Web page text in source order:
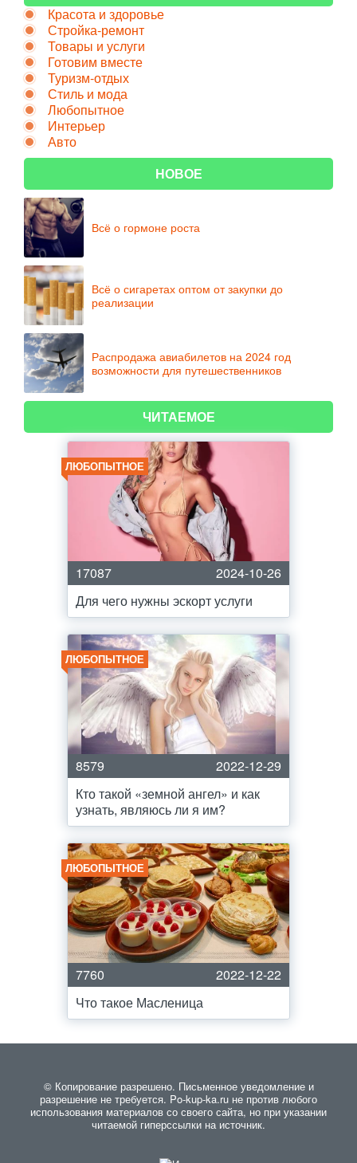
Красота и здоровье
Стройка-ремонт
Товары и услуги
Готовим вместе
Туризм-отдых
Стиль и мода
Любопытное
Интерьер
Авто
НОВОЕ
Всё о гормоне роста
Всё о сигаретах оптом от закупки до
реализации
Распродажа авиабилетов на 2024 год
возможности для путешественников
ЧИТАЕМОЕ
ЛЮБОПЫТНОЕ
17087
2024-10-26
Для чего нужны эскорт услуги
ЛЮБОПЫТНОЕ
8579
2022-12-29
Кто такой «земной ангел» и как
узнать, являюсь ли я им?
ЛЮБОПЫТНОЕ
7760
2022-12-22
Что такое Масленица
© Копирование разрешено. Письменное уведомление и
разрешение не требуется. Po-kup-ka.ru не против любого
использования материалов со своего сайта, но при указании
читаемой гиперссылки на источник.